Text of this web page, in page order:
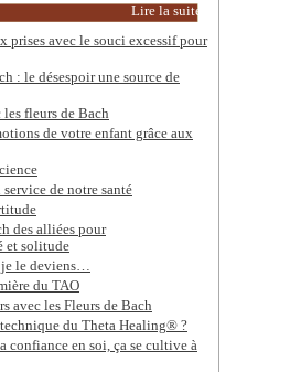
Lire la suite
prises avec le souci excessif pour
: le désespoir une source de
les fleurs de Bach
de votre enfant grâce aux
de notre santé
des alliées pour
et solitude
je le deviens…
du TAO
avec les Fleurs de Bach
technique du Theta Healing® ?
confiance en soi, ça se cultive à